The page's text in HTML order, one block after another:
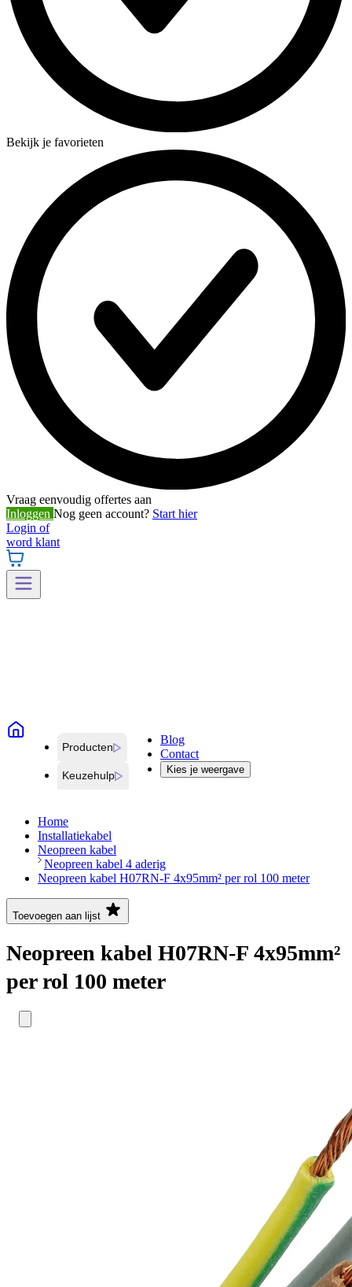
Bekijk je favorieten
Vraag eenvoudig offertes aan
Inloggen Nog geen account? Start hier
Login of
word klant
Producten
Keuzehulp
Blog
Contact
Kies je weergave
Home
Installatiekabel
Neopreen kabel
Neopreen kabel 4 aderig
Neopreen kabel H07RN-F 4x95mm² per rol 100 meter
Toevoegen aan lijst
Neopreen kabel H07RN-F 4x95mm²
per rol 100 meter